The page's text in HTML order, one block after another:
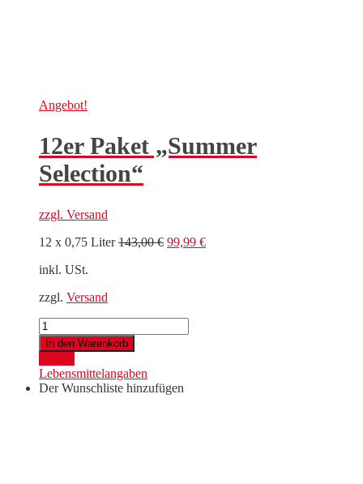
Angebot!
12er Paket „Summer
Selection“
zzgl. Versand
12 x 0,75 Liter143,00€ Ursprünglicher
99,99 €Aktueller
inkl. USt.
zzgl. Versand
12er
Paket
"Summer
Selection"
Menge
In den Warenkorb
Lebensmittelangaben
Der Wunschliste hinzufügen